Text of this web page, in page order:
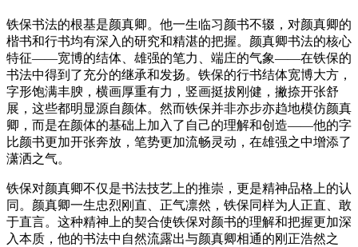
铁保书法的根基是颜真卿。他一生临习颜书不辍，对颜真卿的
楷书和行书均有深入的研究和精湛的把握。颜真卿书法的核心
特征——宽博的结体、雄强的笔力、端庄的气象——在铁保的
书法中得到了充分的继承和发扬。铁保的行书结体宽博大方，
字形饱满丰腴，横画厚重有力，竖画挺拔刚健，撇捺开张舒
展，这些都明显源自颜体。然而铁保并非亦步亦趋地模仿颜真
卿，而是在颜体的基础上加入了自己的理解和创造——他的字
比颜书更加开张奔放，笔势更加流畅灵动，在雄强之中增添了
潇洒之气。
铁保对颜真卿不仅是书法技艺上的推崇，更是精神品格上的认
同。颜真卿一生忠烈刚直、正气凛然，铁保同样为人正直、敢
于直言。这种精神上的契合使铁保对颜书的理解和把握更加深
入本质，他的书法中自然流露出与颜真卿相通的刚正浩然之